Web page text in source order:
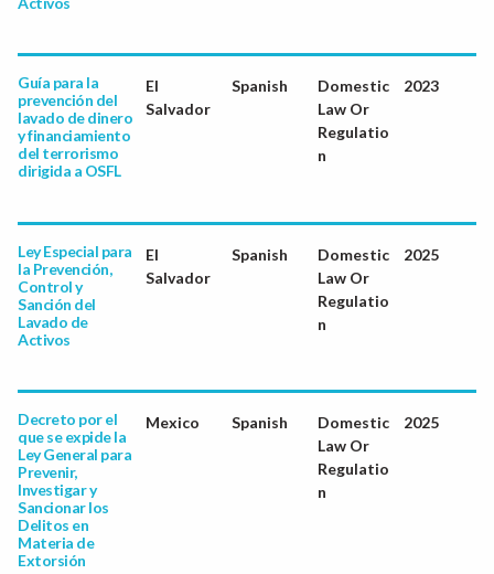
Guía para la
prevención del
lavado de dinero
y financiamiento
del terrorismo
dirigida a OSFL
El
Salvador
Spanish
Domestic
Law Or
Regulatio
n
2023
Ley Especial para
la Prevención,
Control y
Sanción del
Lavado de
Activos
El
Salvador
Spanish
Domestic
Law Or
Regulatio
n
2025
Decreto por el
que se expide la
Ley General para
Prevenir,
Investigar y
Sancionar los
Delitos en
Materia de
Extorsión
Mexico Spanish
Domestic
Law Or
Regulatio
n
2025